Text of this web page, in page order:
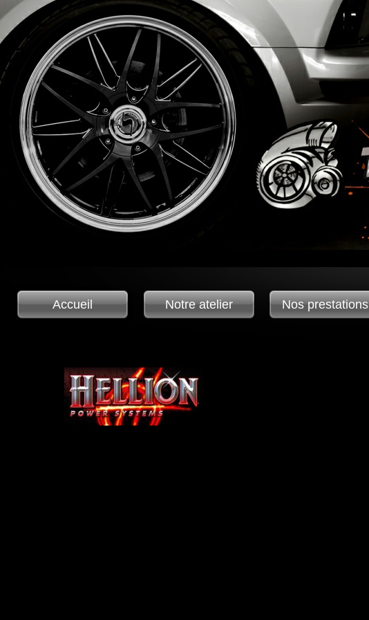
Notre atelier
Accueil Nos prestations